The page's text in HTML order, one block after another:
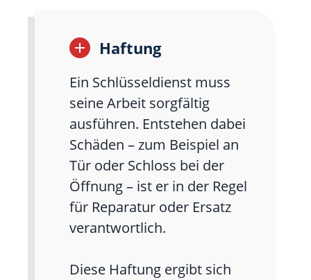
Haftung
Ein Schlüsseldienst muss
seine Arbeit sorgfältig
ausführen. Entstehen dabei
Schäden – zum Beispiel an
Tür oder Schloss bei der
Öffnung – ist er in der Regel
für Reparatur oder Ersatz
verantwortlich.
Diese Haftung ergibt sich